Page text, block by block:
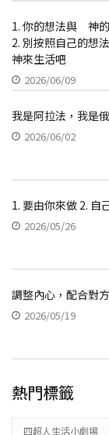
1. 你的想法與 神
2. 別按照自己的想
神來生活吧
2026/06/09
我是阿拉法，我是
2026/06/02
1. 要由你來做 2. 自
2026/05/26
調整內心，配合對
2026/05/19
熱門標籤
四超人生活小劇場